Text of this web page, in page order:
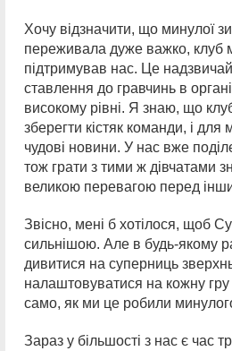
Хочу відзначити, що минулої
переживала дуже важко, клуб
підтримував нас. Це
ставлення до гравчинь в
високому рівні. Я знаю, що
зберегти кістяк команди, і
чудові новини. У нас вже
тож грати з тими ж дівчатами
великою перевагою перед
Звісно, мені б хотілося, щоб
сильнішою. Але в будь-якому
дивитися на суперниць
налаштовуватися на кожну
само, як ми це робили
Зараз у більшості з нас є час